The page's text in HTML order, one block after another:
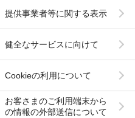
提供事業者等に関する表示
健全なサービスに向けて
Cookieの利用について
お客さまのご利用端末から
の情報の外部送信について